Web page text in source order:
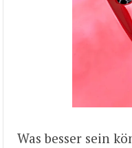
Was besser sein